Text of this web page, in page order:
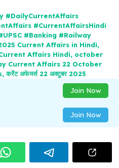
#DailyCurrentAffairs
#CurrentAffairsHindi
#Banking #Railway
Current Affairs in Hindi,
Affairs Hindi, october
Current Affairs 22 October
,करेंट अफेयर्स 22 अक्टूबर 2025
Join Now
Join Now